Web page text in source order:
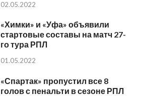
02.05.2022
«Химки» и «Уфа» объявили
стартовые составы на матч 27-
го тура РПЛ
01.05.2022
«Спартак» пропустил все 8
голов с пенальти в сезоне РПЛ